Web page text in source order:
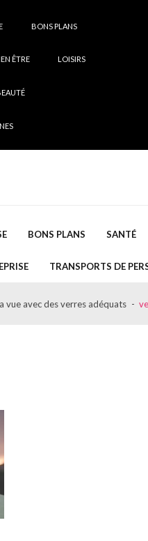
BONS PLANS
ÊTRE LOISIRS
BONS PLANS SANTÉ
TRANSPORTS DE
vue avec des verres adéquats